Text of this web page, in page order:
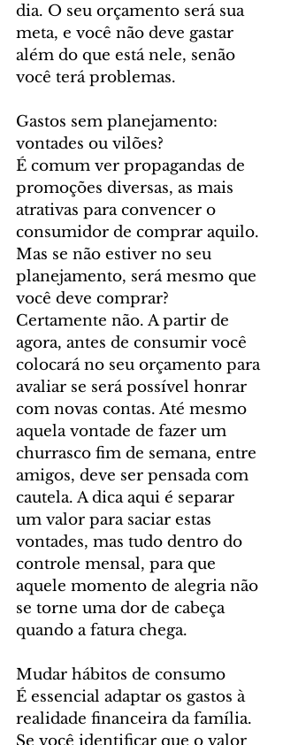
dia. O seu orçamento será sua
meta, e você não deve gastar
além do que está nele, senão
você terá problemas.
Gastos sem planejamento:
vontades ou vilões?
É comum ver propagandas de
promoções diversas, as mais
atrativas para convencer o
consumidor de comprar aquilo.
Mas se não estiver no seu
planejamento, será mesmo que
você deve comprar?
Certamente não. A partir de
agora, antes de consumir você
colocará no seu orçamento para
avaliar se será possível honrar
com novas contas. Até mesmo
aquela vontade de fazer um
churrasco fim de semana, entre
amigos, deve ser pensada com
cautela. A dica aqui é separar
um valor para saciar estas
vontades, mas tudo dentro do
controle mensal, para que
aquele momento de alegria não
se torne uma dor de cabeça
quando a fatura chega.
Mudar hábitos de consumo
É essencial adaptar os gastos à
realidade financeira da família.